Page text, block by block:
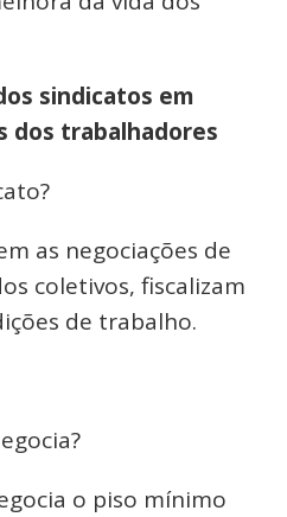
sindicatos em
dos trabalhadores
as negociações de
coletivos, fiscalizam
de trabalho.
o piso mínimo